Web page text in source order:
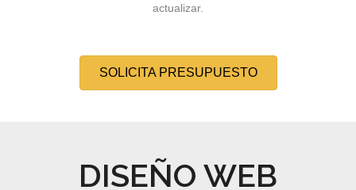
actualizar.
SOLICITA PRESUPUESTO
DISEÑO WEB